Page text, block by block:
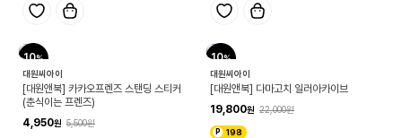
10
대원씨아이
[대원앤북] 카카오프렌즈 스탠딩 스티커
(춘식이는 프렌즈)
4,950
5,500
10
대원씨아이
[대원앤북] 다마고치 일러아카이브
19,800
22,000
198